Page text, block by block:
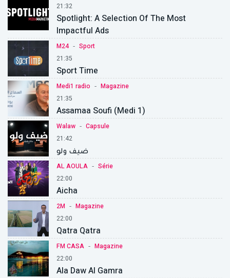
21:32
Spotlight: A Selection Of The Most
Impactful Ads
M24- Sport
21:35
Sport Time
Medi1 radio - Magazine
21:35
Assamaa Soufi (Medi 1)
Walaw - Capsule
21:42
ضيف ولو
AL AOULA - Série
22:00
Aicha
2M - Magazine
22:00
Qatra Qatra
FM CASA - Magazine
22:00
Ala Daw Al Gamra